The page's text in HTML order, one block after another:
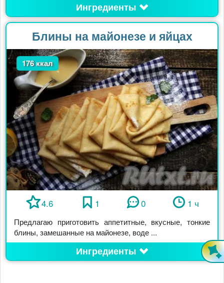
Ингредиенты
Блины на майонезе и яйцах
176 ккал
4.6 1 0 1 ч
Предлагаю приготовить аппетитные, вкусные, тонкие
блины, замешанные на майонезе, воде ...
Ингредиенты